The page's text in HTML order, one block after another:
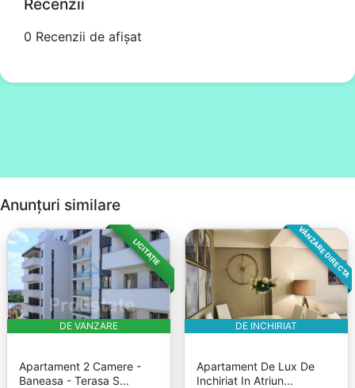
0 Recenzii de afișat
Anunțuri similare
LICITAȚIE
DE VANZARE
Apartament 2 Camere -
Baneasa - Terasa S...
VÂNZARE DIRECTA
DE INCHIRIAT
Apartament De Lux De
Inchiriat In Atriun...